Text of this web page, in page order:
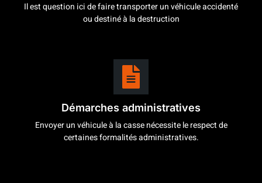
Il est question ici de faire transporter un véhicule accidenté
ou destiné à la destruction
Démarches administratives
Envoyer un véhicule à la casse nécessite le respect de
certaines formalités administratives.